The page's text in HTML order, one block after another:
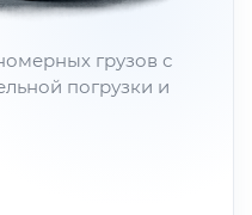
грузов с
погрузки и